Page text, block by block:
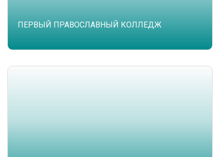
ПЕРВЫЙ ПРАВОСЛАВНЫЙ КОЛЛЕДЖ